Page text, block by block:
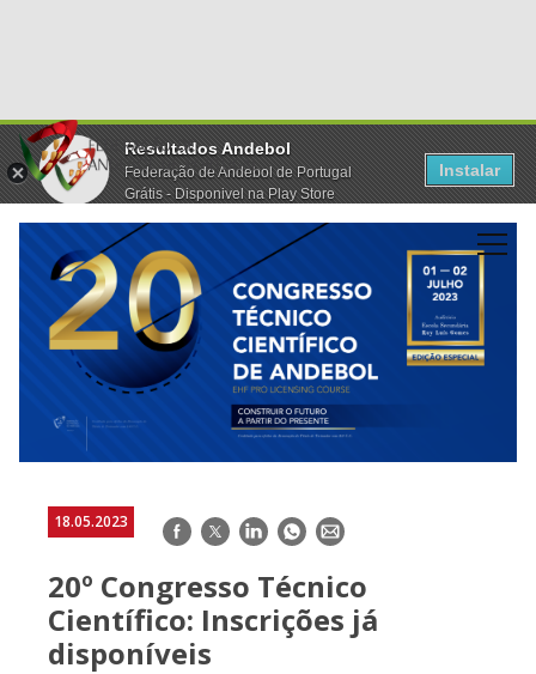
Resultados Andebol
Federação de Andebol de Portugal
Grátis - Disponivel na Play Store
Instalar
18.05.2023 Facebook
TwitterLinkedInWhatsApp
E-
20º Congresso Técnico
Científico: Inscrições já
disponíveis